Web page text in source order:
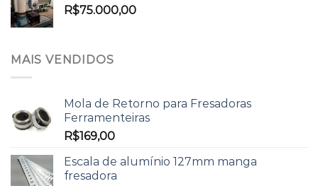
R$75.000,00
MAIS VENDIDOS
Mola de Retorno para Fresadoras
Ferramenteiras
R$169,00
Escala de alumínio 127mm manga
fresadora